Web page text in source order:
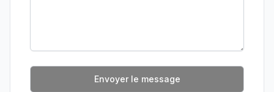
Envoyer le message